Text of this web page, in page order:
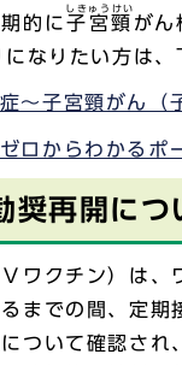
的に 子宮頸
しきゅうけい
がん
なりたい方は、
～子宮頸がん
ロからわかるポ
奨再開につ
ワクチン）は
までの間、定
ついて確認さ